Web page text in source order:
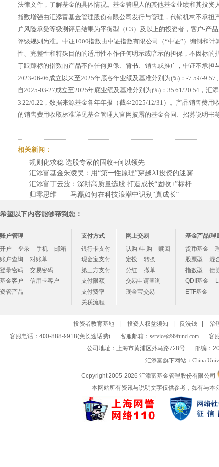
法律文件，了解基金的具体情况。基金管理人的其他基金业绩和其投
指数增强由汇添富基金管理股份有限公司发行与管理，代销机构不承
户风险承受等级测评后结果为平衡型（C3）及以上的投资者，客户-产
评级规则为准。中证1000指数由中证指数有限公司（“中证”）编制和
性、完整性和特殊目的的适用性不作任何明示或暗示的担保，不因标
于跟踪标的指数的产品不作任何担保、背书、销售或推广，中证不承
2023-06-06成立以来至2025年底各年业绩及基准分别为(%)：-7.59/-
自2025-03-27成立至2025年底业绩及基准分别为(%)：35.61/20.54，
3.22/0.22，数据来源基金各年年报（截至2025/12/31）。产品销售费
的销售费用收取标准详见基金管理人官网披露的基金合同、招募说明书
相关新闻：
规则化求稳 选股专家的固收+何以领先
汇添富基金朱凌昊：用“第一性原理”穿越AI投资的迷雾
汇添富丁云波：深耕高质量选股 打造成长“固收+”标杆
归零思维——马磊如何在科技浪潮中识别“真成长”
希望以下内容能够帮到您：
账户管理
开户
登录 手机
邮箱
账户查询
对账单
登录密码
交易密码
基金客户
信用卡客户
资管产品
支付方式
银行卡支付
现金宝支付
第三方支付
支付限额
支付费率
关联流程
网上交易
认购 /申购
赎回
定投
转换
分红
撤单
交易申请查询
现金宝交易
基金产品/理
货币基金
股票型
混
指数型
债
QDII基金
ETF基金
投资者教育基地 投资人权益须知 反洗钱
治
客服电话：400-888-9918(免长途话费)
客服邮箱： service@99fund.com
客
公司地址：上海市黄浦区外马路728号
邮编：
汇添富旗下网站： China
Copyright 2005-2026 汇添富基金管理股份有限公司
本网站所有资讯与说明文字仅供参考，如有与本